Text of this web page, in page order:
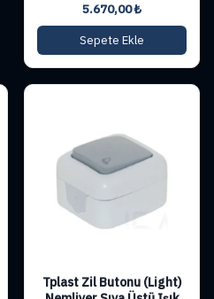
5.670,00₺
Sepete Ekle
Tplast Zil Butonu (Light)